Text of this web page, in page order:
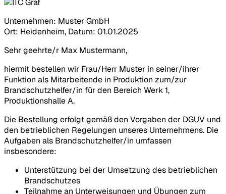
Unternehmen: Muster GmbH
Ort: Heidenheim, Datum: 01.01.2025
Sehr geehrte/r Max Mustermann,
hiermit bestellen wir Frau/Herr Muster in seiner/ihrer
Funktion als Mitarbeitende in Produktion zum/zur
Brandschutzhelfer/in für den Bereich Werk 1,
Produktionshalle A.
Die Bestellung erfolgt gemäß den Vorgaben der DGUV und
den betrieblichen Regelungen unseres Unternehmens. Die
Aufgaben als Brandschutzhelfer/in umfassen
insbesondere:
Unterstützung bei der Umsetzung des betrieblichen
Brandschutzes
Teilnahme an Unterweisungen und Übungen zum